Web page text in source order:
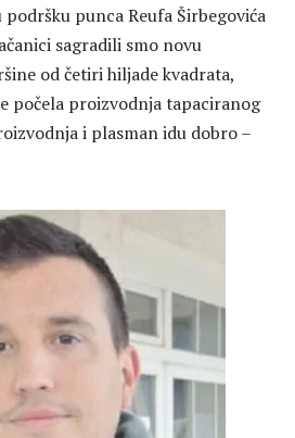
podršku punca Reufa Širbegovića
sagradili smo novu
od četiri hiljade kvadrata,
počela proizvodnja tapaciranog
i plasman idu dobro –